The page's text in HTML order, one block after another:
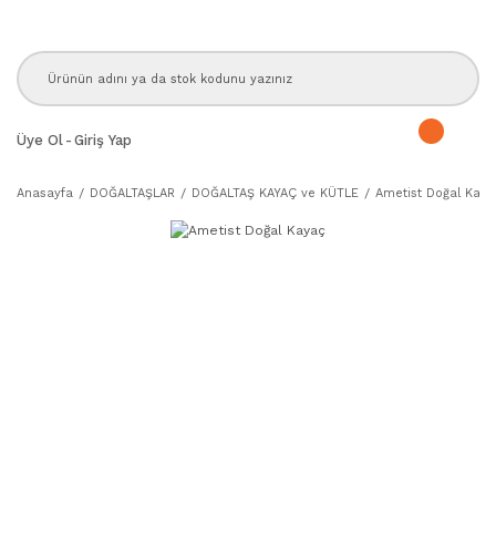
Üye Ol - Giriş Yap
Anasayfa DOĞALTAŞLAR DOĞALTAŞ KAYAÇ ve KÜTLE Ametist Doğal